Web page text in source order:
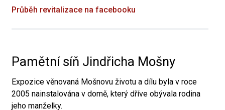
Průběh revitalizace na facebooku
Pamětní síň Jindřicha Mošny
Expozice věnovaná Mošnovu životu a dílu byla v roce
2005 nainstalována v domě, který dříve obývala rodina
jeho manželky.